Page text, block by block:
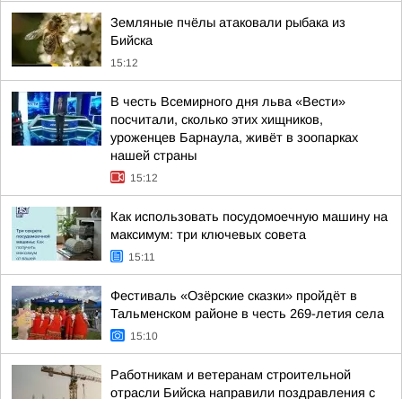
Земляные пчёлы атаковали рыбака из
Бийска
15:12
В честь Всемирного дня льва «Вести»
посчитали, сколько этих хищников,
уроженцев Барнаула, живёт в зоопарках
нашей страны
15:12
Как использовать посудомоечную машину на
максимум: три ключевых совета
15:11
Фестиваль «Озёрские сказки» пройдёт в
Тальменском районе в честь 269-летия села
15:10
Работникам и ветеранам строительной
отрасли Бийска направили поздравления с